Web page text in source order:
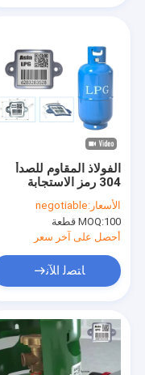
الفولاذ المقاوم للصدأ
304 رمز الاستجابة
السريعة اسطوانة الباركود
العلامة مقاومة درجات
الحرارة العالية
الأسعار:negotiable
MOQ:100 قطعة
أحصل على آخر سعر
ﺎﺘﺼﻟ ﺍﻶﻧ